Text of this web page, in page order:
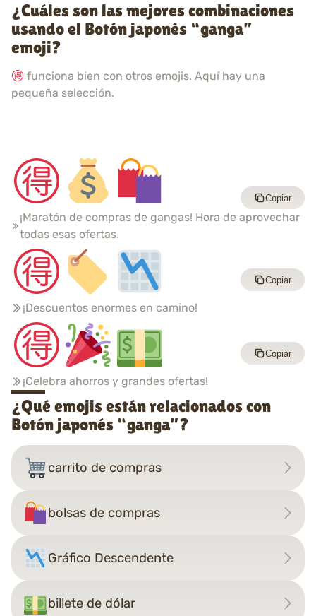
¿Cuáles son las mejores combinaciones
usando el Botón japonés “ganga”
emoji?
funciona bien con otros emojis. Aquí hay una
pequeña selección.
¡Maratón de compras de gangas! Hora de aprovechar
todas esas ofertas.
Copiar
¡Descuentos enormes en camino!
Copiar
¡Celebra ahorros y grandes ofertas!
Copiar
¿Qué emojis están relacionados con
Botón japonés “ganga”?
carrito de compras
bolsas de compras
Gráfico Descendente
billete de dólar